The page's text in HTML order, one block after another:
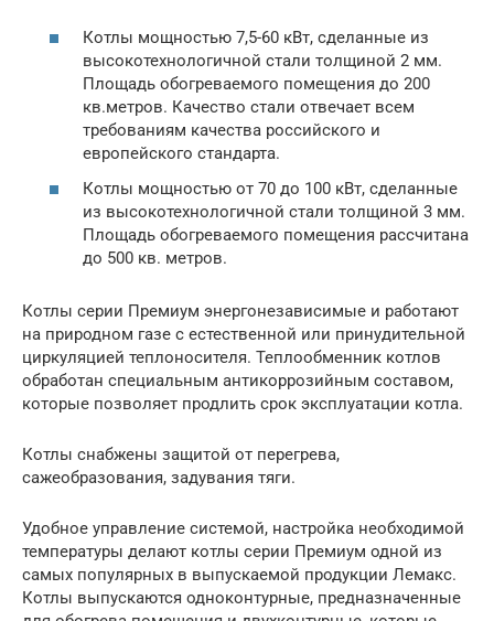
Котлы мощностью 7,5-60 кВт, сделанные из
высокотехнологичной стали толщиной 2 мм.
Площадь обогреваемого помещения до 200
кв.метров. Качество стали отвечает всем
требованиям качества российского и
европейского стандарта.
Котлы мощностью от 70 до 100 кВт, сделанные
из высокотехнологичной стали толщиной 3 мм.
Площадь обогреваемого помещения рассчитана
до 500 кв. метров.
Котлы серии Премиум энергонезависимые и работают
на природном газе с естественной или принудительной
циркуляцией теплоносителя. Теплообменник котлов
обработан специальным антикоррозийным составом,
которые позволяет продлить срок эксплуатации котла.
Котлы снабжены защитой от перегрева,
сажеобразования, задувания тяги.
Удобное управление системой, настройка необходимой
температуры делают котлы серии Премиум одной из
самых популярных в выпускаемой продукции Лемакс.
Котлы выпускаются одноконтурные, предназначенные